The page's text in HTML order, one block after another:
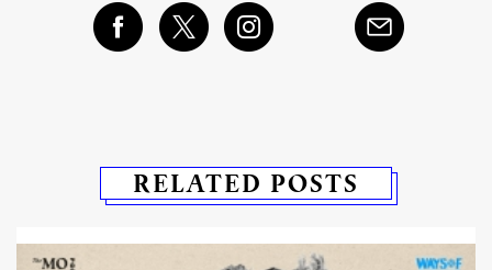
RELATED POSTS